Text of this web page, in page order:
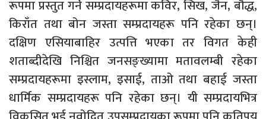
रूपमा प्रस्तुत गर्ने सम्प्रदायहरूमा कविर, सिख, जैन, बौद्ध,
किराँत तथा बोन जस्ता सम्प्रदायहरू पनि रहेका छन्।
दक्षिण एसियाबाहिर उत्पत्ति भएका तर विगत केही
शताब्दीदेखि निश्चित जनसङ्ख्यामा मतावलम्बी रहेका
सम्प्रदायहरूमा इस्लाम, इसाई, ताओ तथा बहाई जस्ता
धार्मिक सम्प्रदायहरू पनि रहेका छन्। यी सम्प्रदायभित्र